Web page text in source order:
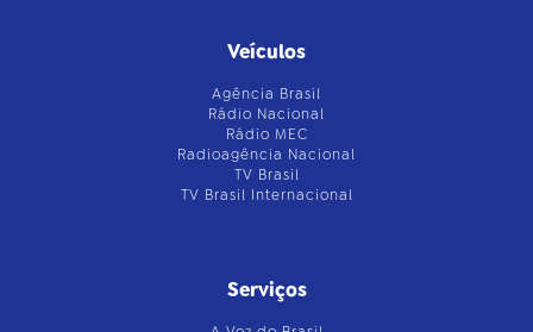
Veículos
Agência Brasil
Rádio Nacional
Rádio MEC
Radioagência Nacional
TV Brasil
TV Brasil Internacional
Serviços